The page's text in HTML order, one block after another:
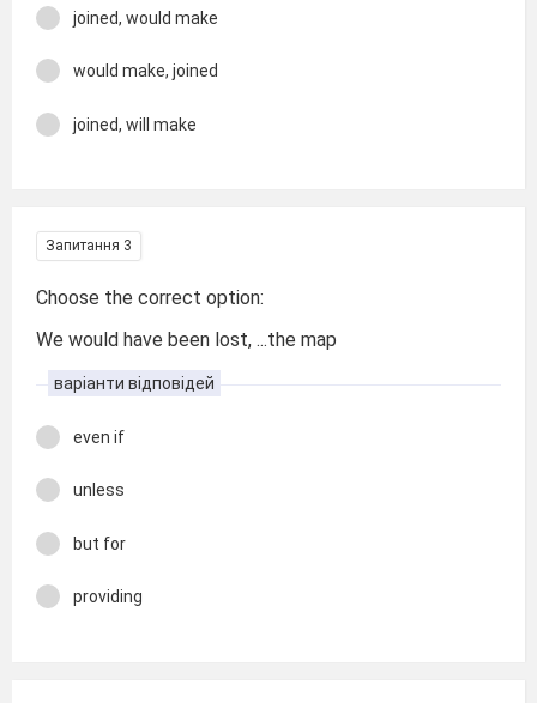
joined, would make
would make, joined
joined, will make
Запитання 3
Choose the correct option:
We would have been lost, ...the map
варіанти відповідей
even if
unless
but for
providing